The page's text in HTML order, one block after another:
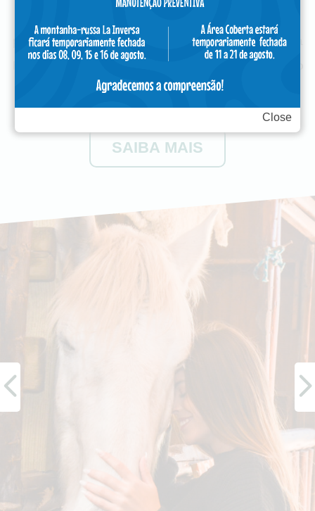
para quem quer experiências inesquecíveis. Quem fica
hospedado ainda tem acesso ao Parque desde o dia do
check-in até o dia do check-out.
SAIBA MAIS
Close